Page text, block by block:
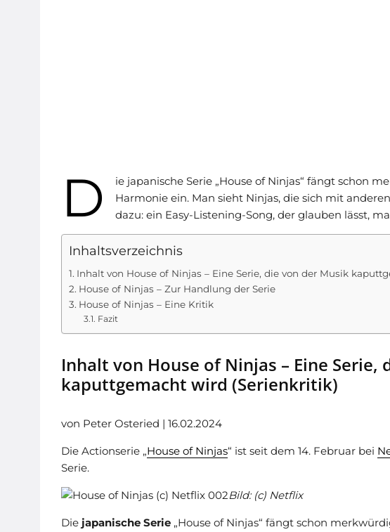
D
ie japanische Serie „House of Ninjas“ fängt schon
Harmonie ein. Man sieht Ninjas, die sich mit
dazu: ein Easy-Listening-Song, der glauben lässt,
Inhaltsverzeichnis
Inhalt von House of Ninjas – Eine Serie, die von der Musik
House of Ninjas – Zur Handlung der Serie
House of Ninjas – Eine Kritik
Fazit
Inhalt von House of Ninjas – Eine Serie,
kaputtgemacht wird (Serienkritik)
von Peter Osteried | 16.02.2024
Die Actionserie „House of Ninjas“ ist seit dem 14. Februar bei
Serie.
Bild: (c) Netflix
Die japanische Serie „House of Ninjas“ fängt schon